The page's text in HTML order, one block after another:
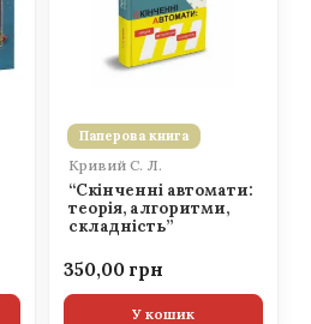
Паперова книга
Кривий С. Л.
“Скінченні автомати:
теорія, алгоритми,
складність”
350,00
У кошик